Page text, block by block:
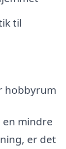
til
hobbyrum
en mindre
er det